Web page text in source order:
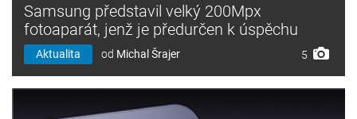
Samsung představil velký 200Mpx
fotoaparát, jenž je předurčen k úspěchu
Aktualita od Michal Šrajer 5